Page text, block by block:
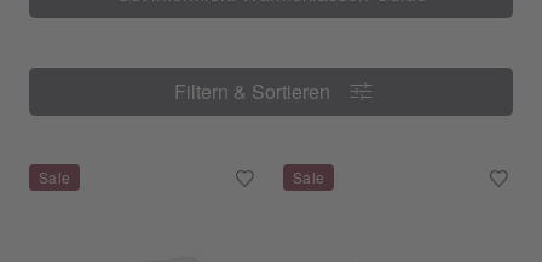
Filtern & Sortieren
Filtern & Sortieren